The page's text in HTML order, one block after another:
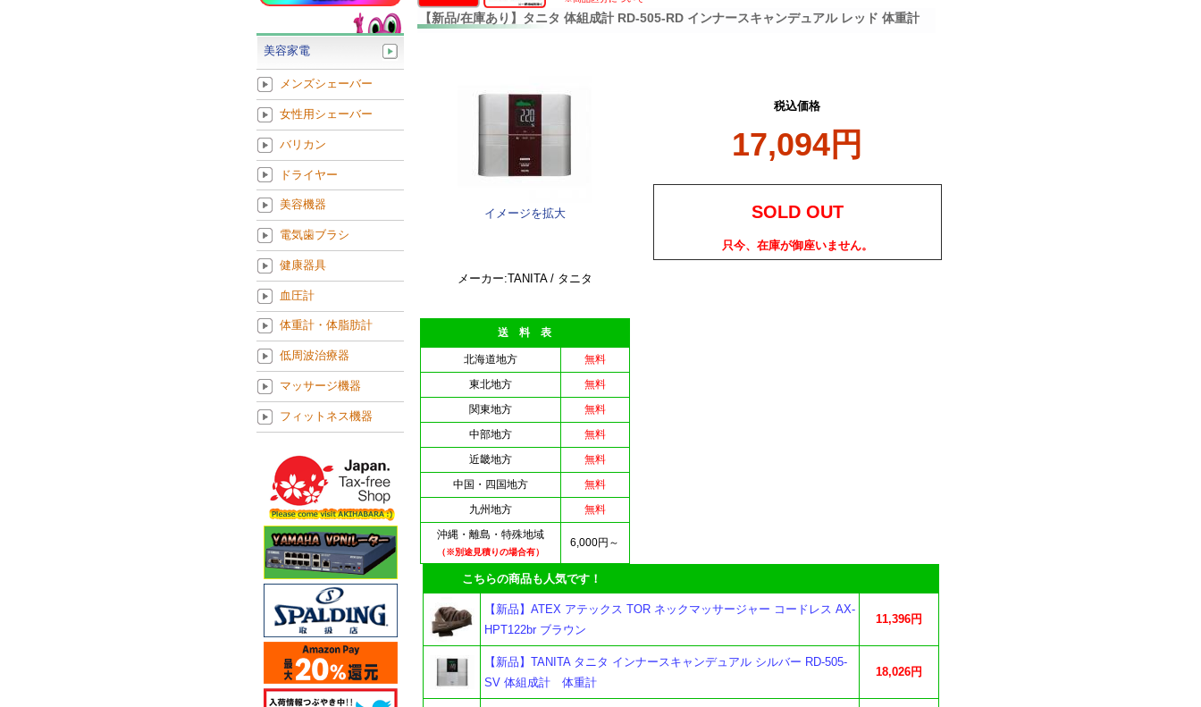
【新品/在庫あり】タニタ 体組成計 RD-505-RD インナースキャンデュアル レッド 体重計
イメージを拡大
メーカー:TANITA / タニタ
送 料 表
北海道地方
無料
東北地方
無料
関東地方
無料
中部地方
無料
近畿地方
無料
中国・四国地方
無料
九州地方
無料
沖縄・離島・特殊地域
（※別途見積りの場合有）
6,000円～
税込価格
17,094円
SOLD OUT
只今、在庫が御座いません。
こちらの商品も人気です！
【新品】ATEX アテックス TOR ネックマッサージャー コードレス AX-
HPT122br ブラウン
11,396円
【新品】TANITA タニタ インナースキャンデュアル シルバー RD-505-
SV 体組成計 体重計
18,026円
美容家電
メンズシェーバー
女性用シェーバー
バリカン
ドライヤー
美容機器
電気歯ブラシ
健康器具
血圧計
体重計・体脂肪計
低周波治療器
マッサージ機器
フィットネス機器